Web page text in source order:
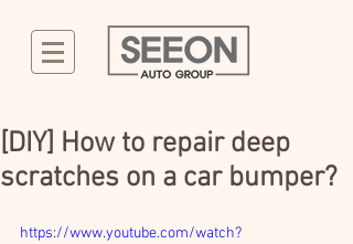
[DIY] How to repair deep
scratches on a car bumper?
https://www.youtube.com/watch?